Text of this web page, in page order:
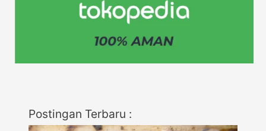
Postingan Terbaru :